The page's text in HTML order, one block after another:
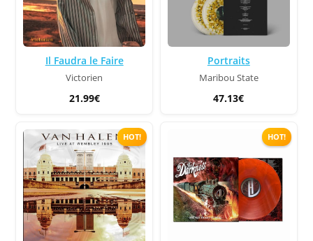
Il Faudra le Faire
Victorien
21.99€
Portraits
Maribou State
47.13€
HOT! HOT!